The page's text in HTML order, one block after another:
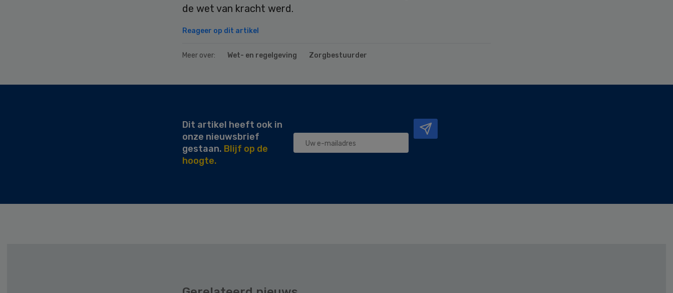
de wet van kracht werd.
Reageer op dit artikel
Meer over: Wet- en regelgeving Zorgbestuurder
Dit artikel heeft ook in
onze nieuwsbrief
gestaan. Blijf op de
hoogte.